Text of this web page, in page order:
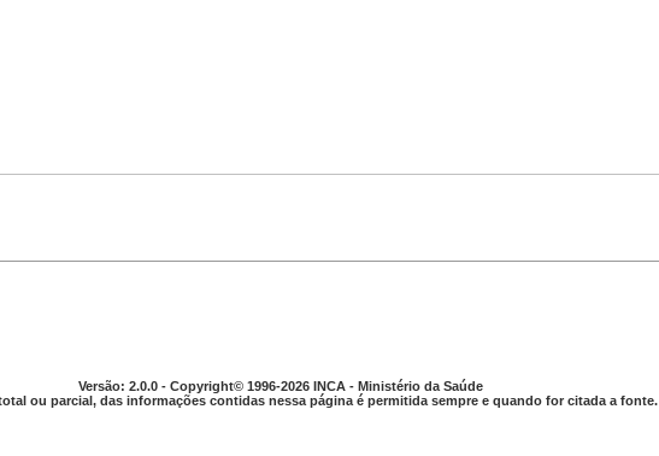
Versão: 2.0.0 - Copyright© 1996-2026 INCA - Ministério da Saúde
ou parcial, das informações contidas nessa página é permitida sempre e quando for citada a fonte.